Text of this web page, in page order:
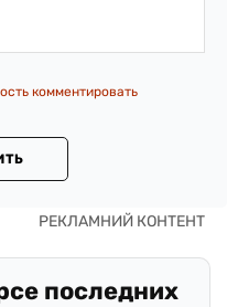
комментировать
последних